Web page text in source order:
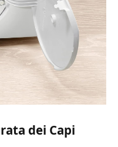
dei Capi